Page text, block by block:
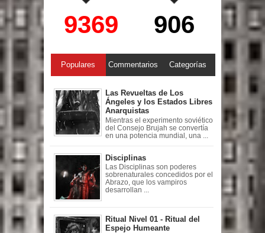
9369 906
Populares Commentarios Categorías
Las Revueltas de Los
Ángeles y los Estados Libres
Anarquistas
Mientras el experimento soviético
del Consejo Brujah se convertía
en una potencia mundial, una ...
Disciplinas
Las Disciplinas son poderes
sobrenaturales concedidos por el
Abrazo, que los vampiros
desarrollan ...
Ritual Nivel 01 - Ritual del
Espejo Humeante